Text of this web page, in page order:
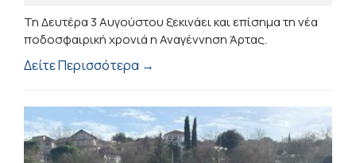
Τη Δευτέρα 3 Αυγούστου ξεκινάει και επίσημα τη νέα
ποδοσφαιρική χρονιά η Αναγέννηση Άρτας.
Δείτε Περισσότερα →